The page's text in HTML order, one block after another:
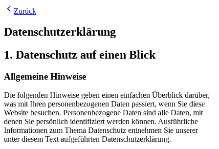
Zurück
Datenschutzerklärung
1. Datenschutz auf einen Blick
Allgemeine Hinweise
Die folgenden Hinweise geben einen einfachen Überblick darüber,
was mit Ihren personenbezogenen Daten passiert, wenn Sie diese
Website besuchen. Personenbezogene Daten sind alle Daten, mit
denen Sie persönlich identifiziert werden können. Ausführliche
Informationen zum Thema Datenschutz entnehmen Sie unserer
unter diesem Text aufgeführten Datenschutzerklärung.